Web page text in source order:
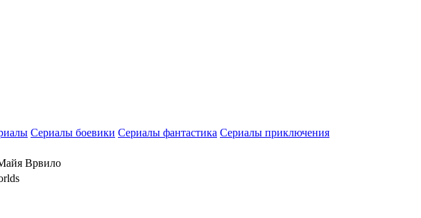
Сериалы боевики Сериалы фантастика Сериалы приключения
Врвило